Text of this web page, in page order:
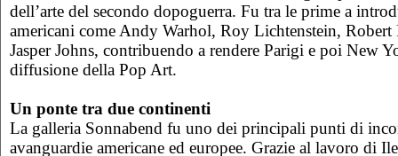
dell’arte del secondo dopoguerra. Fu tra le prime a
americani come Andy Warhol, Roy Lichtenstein, Robert
Jasper Johns, contribuendo a rendere Parigi e poi New
diffusione della Pop Art.
Un ponte tra due continenti
La galleria Sonnabend fu uno dei principali punti di
avanguardie americane ed europee. Grazie al lavoro di